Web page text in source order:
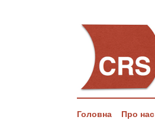
Головна Про нас